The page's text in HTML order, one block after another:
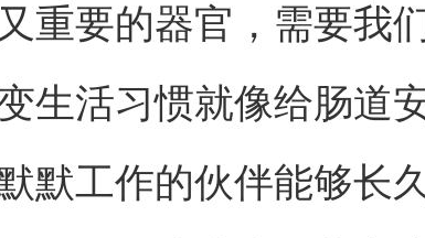
重要的器官，需要我
生活习惯就像给肠道
默工作的伙伴能够长